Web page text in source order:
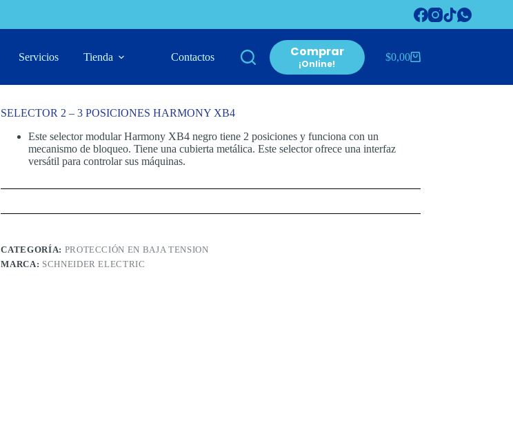
Servicios Tienda Contactos Comprar
¡Online!
Carro
compra
$0,00
SELECTOR 2 – 3 POSICIONES HARMONY XB4
Este selector modular Harmony XB4 negro tiene 2 posiciones y funciona con un
mecanismo de bloqueo. Tiene una cubierta metálica. Este selector ofrece una interfaz
versátil para controlar sus máquinas.
CATEGORÍA: PROTECCIÓN EN BAJA TENSION
MARCA: SCHNEIDER ELECTRIC